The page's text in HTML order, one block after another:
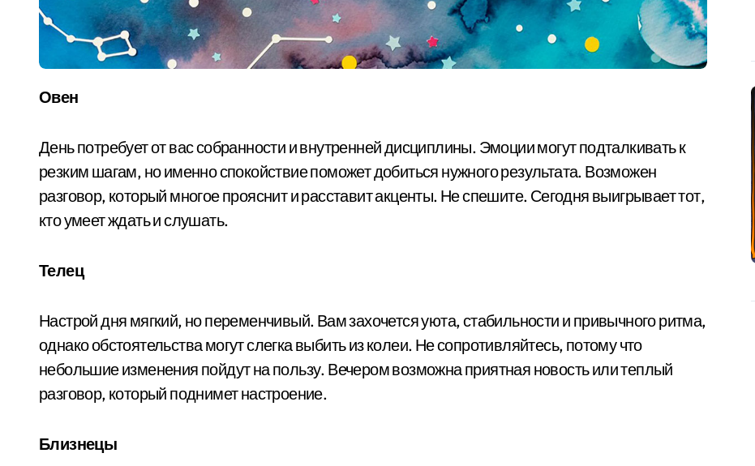
Овен
День потребует от вас собранности и внутренней дисциплины. Эмоции могут подталкивать к
резким шагам, но именно спокойствие поможет добиться нужного результата. Возможен
разговор, который многое прояснит и расставит акценты. Не спешите. Сегодня выигрывает тот,
кто умеет ждать и слушать.
Телец
Настрой дня мягкий, но переменчивый. Вам захочется уюта, стабильности и привычного ритма,
однако обстоятельства могут слегка выбить из колеи. Не сопротивляйтесь, потому что
небольшие изменения пойдут на пользу. Вечером возможна приятная новость или теплый
разговор, который поднимет настроение.
Близнецы